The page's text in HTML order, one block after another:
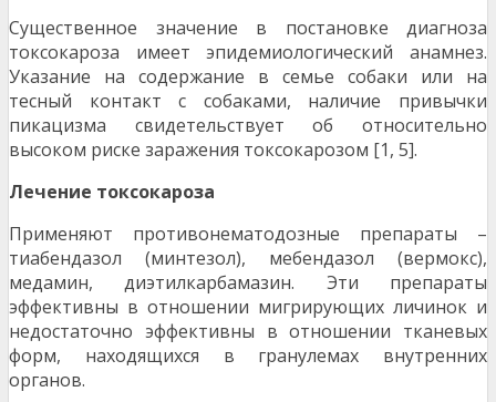
Существенное значение в постановке диагноза
токсокароза имеет эпидемиологический анамнез.
Указание на содержание в семье собаки или на
тесный контакт с собаками, наличие привычки
пикацизма свидетельствует об относительно
высоком риске заражения токсокарозом [1, 5].
Лечение токсокароза
Применяют противонематодозные препараты –
тиабендазол (минтезол), мебендазол (вермокс),
медамин, диэтилкарбамазин. Эти препараты
эффективны в отношении мигрирующих личинок и
недостаточно эффективны в отношении тканевых
форм, находящихся в гранулемах внутренних
органов.